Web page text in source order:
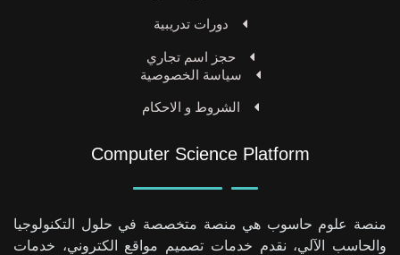
Computer Science Platform
منصة علوم حاسوب هي منصة متخصصة في حلول التكنولوجيا
والحاسب الآلي، نقدم خدمات تصميم مواقع الكتروني، خدمات
دورات تدريبية
حجز اسم تجاري
سياسة الخصوصية
الشروط و الاحكام